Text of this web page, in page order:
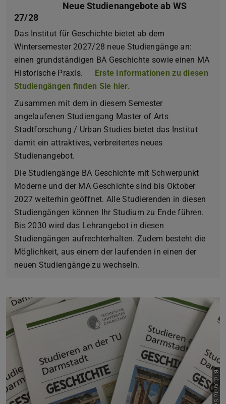
Neue Studienangebote ab WS
27/28
Das Institut für Geschichte bietet ab dem
Wintersemester 2027/28 neue Studiengänge an:
einen grundständigen BA Geschichte sowie einen MA
Historische Praxis.
Erste Informationen zu diesen
Studiengängen finden Sie hier.
Zusammen mit dem in diesem Semester
angelaufenen Studiengang Master of Arts
Stadtforschung / Urban Studies bietet das Institut
damit ein attraktives, verbreitertes neues
Studienangebot.
Die Studiengänge BA Geschichte mit Schwerpunkt
Moderne und der MA Geschichte sind bis Oktober
2027 weiterhin geöffnet. Alle Studierenden in diesen
Studiengängen können Ihr Studium zu Ende führen.
Bis 2030 wird das Lehrangebot in diesen
Studiengängen aufrechterhalten. Zudem besteht die
Möglichkeit, aus einem der laufenden in einen der
neuen Studiengänge zu wechseln.
Bild: Anita Schilz